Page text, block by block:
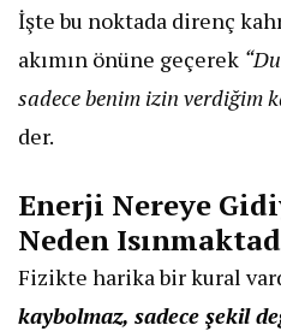
İşte bu noktada direnç
akımın önüne geçerek
sadece benim izin verdiğim
der.
​Enerji Nereye
Neden
​Fizikte harika bir kural
kaybolmaz, sadece şekil